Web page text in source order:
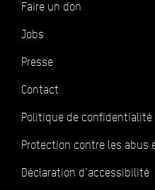
Faire un don
Jobs
Presse
Contact
Politique de
Protection contre les abus
Déclaration d’accessibilité